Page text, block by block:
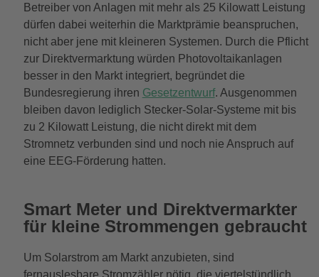
Betreiber von Anlagen mit mehr als 25 Kilowatt Leistung
dürfen dabei weiterhin die Marktprämie beanspruchen,
nicht aber jene mit kleineren Systemen. Durch die Pflicht
zur Direktvermarktung würden Photovoltaikanlagen
besser in den Markt integriert, begründet die
Bundesregierung ihren Gesetzentwurf. Ausgenommen
bleiben davon lediglich Stecker-Solar-Systeme mit bis
zu 2 Kilowatt Leistung, die nicht direkt mit dem
Stromnetz verbunden sind und noch nie Anspruch auf
eine EEG-Förderung hatten.
Smart Meter und Direktvermarkter
für kleine Strommengen gebraucht
Um Solarstrom am Markt anzubieten, sind
fernauslesbare Stromzähler nötig, die viertelstündlich